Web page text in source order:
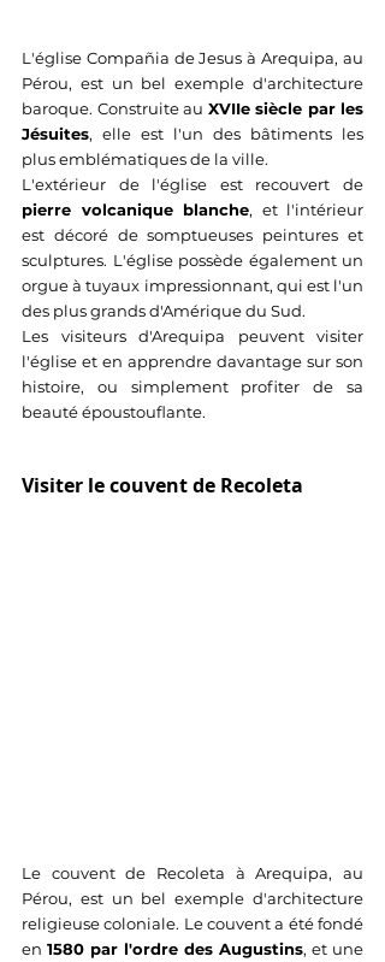
L'église Compañia de Jesus à Arequipa, au
Pérou, est un bel exemple d'architecture
baroque. Construite au XVIIe siècle par les
Jésuites, elle est l'un des bâtiments les
plus emblématiques de la ville.
pierre volcanique blanche, et l'intérieur
est décoré de somptueuses peintures et
sculptures. L'église possède également un
orgue à tuyaux impressionnant, qui est l'un
des plus grands d'Amérique du Sud.
Les visiteurs d'Arequipa peuvent visiter
l'église et en apprendre davantage sur son
histoire, ou simplement profiter de sa
beauté époustouflante.
Visiter le couvent de Recoleta
Le couvent de Recoleta à Arequipa, au
Pérou, est un bel exemple d'architecture
religieuse coloniale. Le couvent a été fondé
en 1580 par l'ordre des Augustins, et une